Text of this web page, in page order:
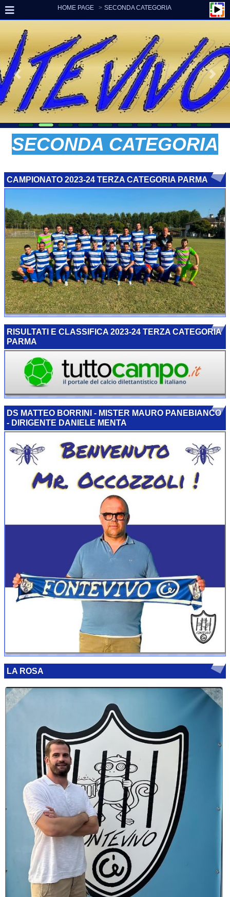
HOME PAGE SECONDA CATEGORIA
SECONDA CATEGORIA
CAMPIONATO 2023-24 TERZA CATEGORIA PARMA
RISULTATI E CLASSIFICA 2023-24 TERZA CATEGORIA
PARMA
DS MATTEO BORRINI - MISTER MAURO PANEBIANCO
- DIRIGENTE DANIELE MENTA
LA ROSA